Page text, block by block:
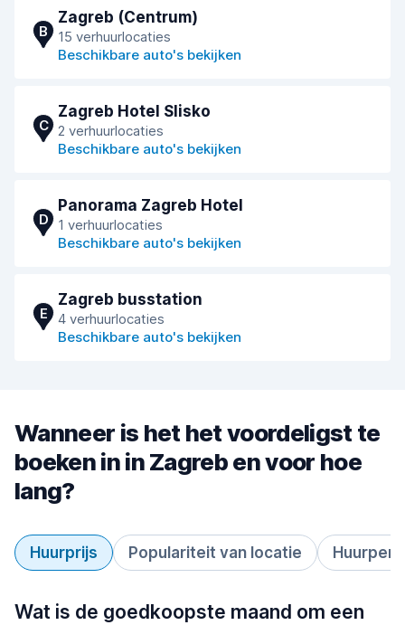
B
Zagreb (Centrum)
15 verhuurlocaties
Beschikbare auto's bekijken
C
Zagreb Hotel Slisko
2 verhuurlocaties
Beschikbare auto's bekijken
D
Panorama Zagreb Hotel
1 verhuurlocaties
Beschikbare auto's bekijken
E
Zagreb busstation
4 verhuurlocaties
Beschikbare auto's bekijken
Wanneer is het het voordeligst te
boeken in in Zagreb en voor hoe
lang?
Huurprijs Populariteit van locatie
Wat is de goedkoopste maand om een